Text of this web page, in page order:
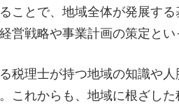
ことで、地域全体が発展す
営戦略や事業計画の策定とい
税理士が持つ地域の知識や
これからも、地域に根ざし